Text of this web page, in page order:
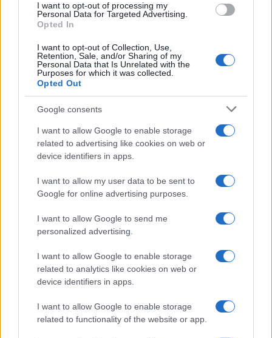
consent section.
I want to opt-out of processing my
Personal Data for Targeted Advertising.
Opted In
I want to opt-out of Collection, Use,
Retention, Sale, and/or Sharing of my
Personal Data that Is Unrelated with the
Purposes for which it was collected.
Opted Out
Google consents
I want to allow Google to enable storage
related to advertising like cookies on web or
device identifiers in apps.
I want to allow my user data to be sent to
Google for online advertising purposes.
I want to allow Google to send me
personalized advertising.
I want to allow Google to enable storage
related to analytics like cookies on web or
device identifiers in apps.
I want to allow Google to enable storage
related to functionality of the website or app.
©2026 - giardinaggio.net - p.iva 03338800984
Collabora con Giardinaggio.net
Pubblicità